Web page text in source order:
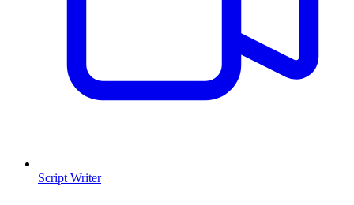
Script Writer